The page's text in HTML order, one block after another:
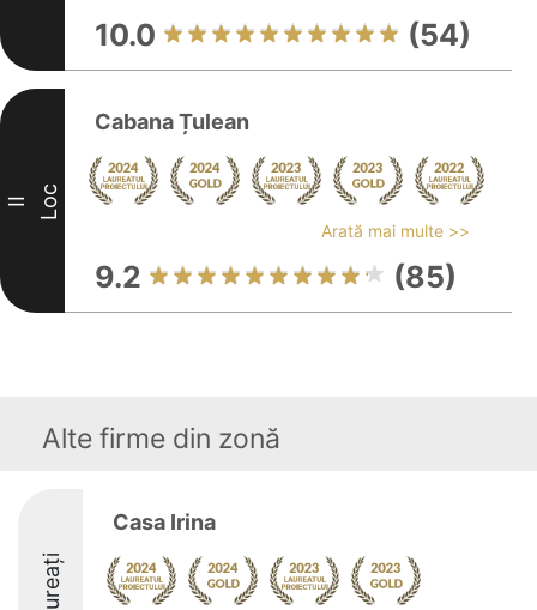
10.0 (54)
II Loc
Cabana Țulean
Arată mai multe >>
9.2 (85)
Alte firme din zonă
Laureați
Casa Irina